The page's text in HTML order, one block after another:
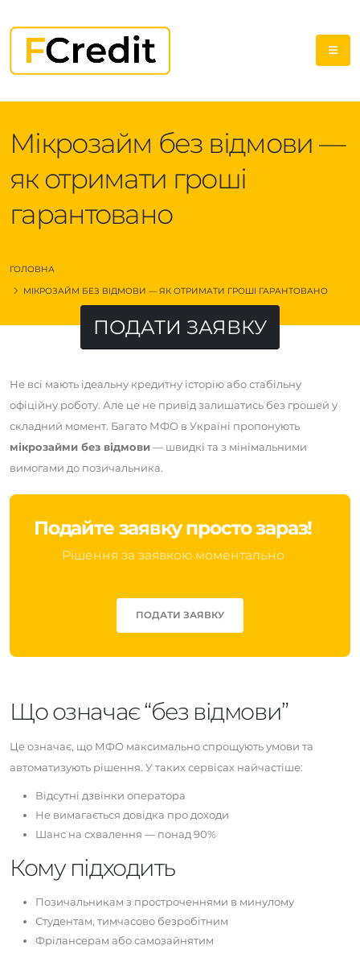
Мікрозайм без відмови —
як отримати гроші
гарантовано
ГОЛОВНА
МІКРОЗАЙМ БЕЗ ВІДМОВИ — ЯК ОТРИМАТИ ГРОШІ ГАРАНТОВАНО
ПОДАТИ ЗАЯВКУ
Не всі мають ідеальну кредитну історію або стабільну
офіційну роботу. Але це не привід залишатись без грошей у
складний момент. Багато МФО в Україні пропонують
мікрозайми без відмови— швидкі та з мінімальними
вимогами до позичальника.
Подайте заявку просто зараз!
Рішення за заявкою моментально
ПОДАТИ ЗАЯВКУ
Що означає “без відмови”
Це означає, що МФО максимально спрощують умови та
автоматизують рішення. У таких сервісах найчастіше:
Відсутні дзвінки оператора
Не вимагається довідка про доходи
Шанс на схвалення — понад 90%
Кому підходить
Позичальникам з простроченнями в минулому
Студентам, тимчасово безробітним
Фрілансерам або самозайнятим